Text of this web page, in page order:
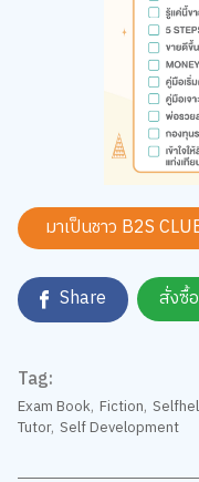
มาเป็นชาว B2S
Share สั่งซื้
Tag:
Exam Book
Tutor, Self Development